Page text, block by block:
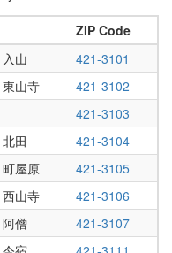
ZIP Code
山
421-3101
山寺
421-3102
421-3103
田
421-3104
屋原
421-3105
山寺
421-3106
僧
421-3107